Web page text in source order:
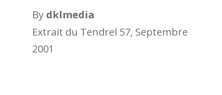
By dklmedia
Extrait du Tendrel 57, Septembre
2001